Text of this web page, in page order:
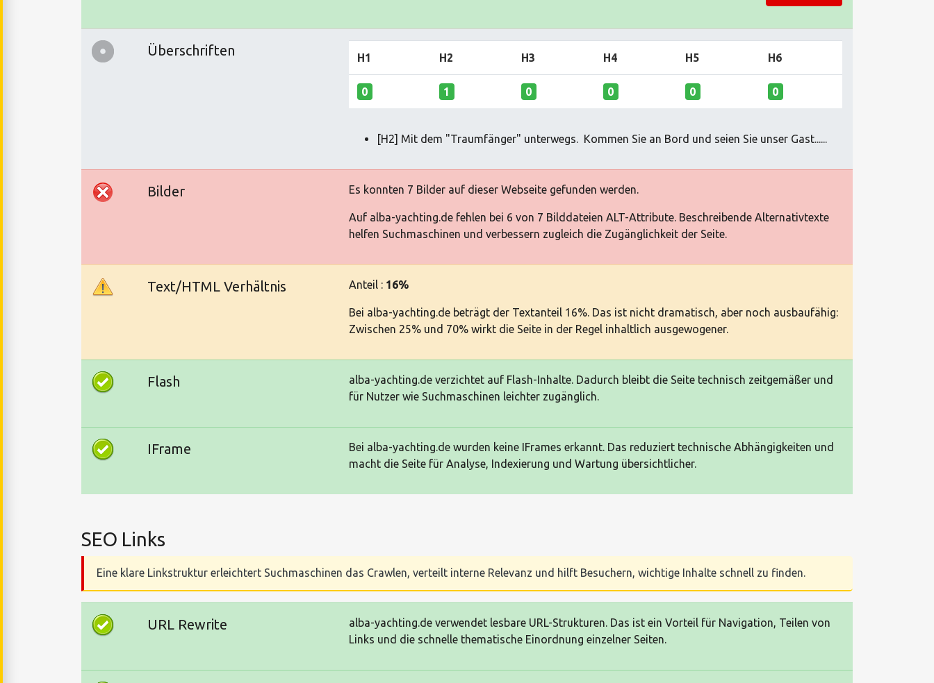
Überschriften H1 H2 H3 H4 H5 H6
0 1 0 0 0 0
[H2] Mit dem "Traumfänger" unterwegs. Kommen Sie an Bord und seien Sie unser Gast......
Bilder Es konnten 7 Bilder auf dieser Webseite gefunden werden.
Auf alba-yachting.de fehlen bei 6 von 7 Bilddateien ALT-Attribute. Beschreibende Alternativtexte
helfen Suchmaschinen und verbessern zugleich die Zugänglichkeit der Seite.
Text/HTML Verhältnis Anteil : 16%
Bei alba-yachting.de beträgt der Textanteil 16%. Das ist nicht dramatisch, aber noch ausbaufähig:
Zwischen 25% und 70% wirkt die Seite in der Regel inhaltlich ausgewogener.
Flash
alba-yachting.de verzichtet auf Flash-Inhalte. Dadurch bleibt die Seite technisch zeitgemäßer und
für Nutzer wie Suchmaschinen leichter zugänglich.
IFrame
Bei alba-yachting.de wurden keine IFrames erkannt. Das reduziert technische Abhängigkeiten und
macht die Seite für Analyse, Indexierung und Wartung übersichtlicher.
SEO Links
Eine klare Linkstruktur erleichtert Suchmaschinen das Crawlen, verteilt interne Relevanz und hilft Besuchern, wichtige Inhalte schnell zu finden.
URL Rewrite
alba-yachting.de verwendet lesbare URL-Strukturen. Das ist ein Vorteil für Navigation, Teilen von
Links und die schnelle thematische Einordnung einzelner Seiten.